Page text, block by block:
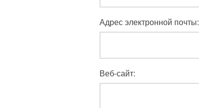
Адрес электронной почты:
Веб-сайт: